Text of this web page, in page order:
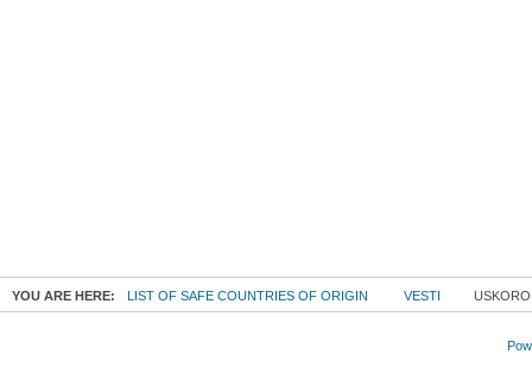
YOU ARE HERE: LIST OF SAFE COUNTRIES OF ORIGIN VESTI